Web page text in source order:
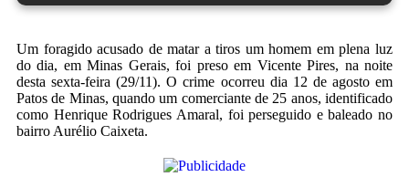
Um foragido acusado de matar a tiros um homem em plena luz
do dia, em Minas Gerais, foi preso em Vicente Pires, na noite
desta sexta-feira (29/11). O crime ocorreu dia 12 de agosto em
Patos de Minas, quando um comerciante de 25 anos, identificado
como Henrique Rodrigues Amaral, foi perseguido e baleado no
bairro Aurélio Caixeta.